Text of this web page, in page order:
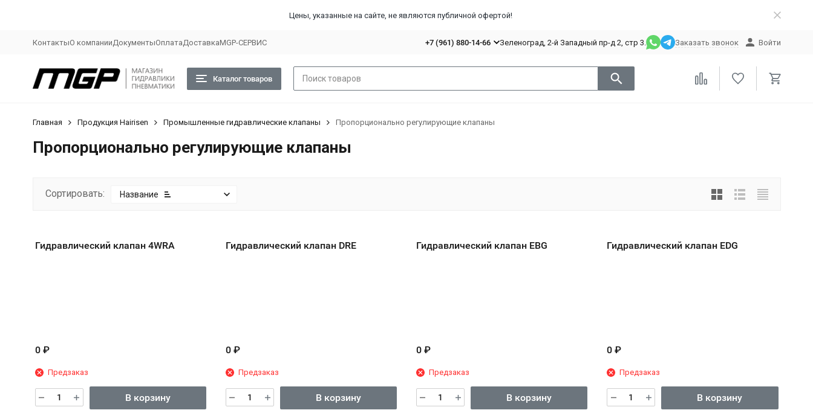
Цены, указанные на сайте, не являются публичной офертой!
КонтактыО компании ДокументыОплата ДоставкаMGP-СЕРВИС +7 (961) 880-14-66 Зеленоград, 2-й Западный пр-д 2, стр 3. Заказать звонок Войти
Каталог товаров
Главная Продукция Hairisen Промышленные гидравлические клапаны Пропорционально регулирующие клапаны
Пропорционально регулирующие клапаны
Сортировать: Название
Гидравлический клапан 4WRA
0 ₽
Предзаказ
В корзину
Гидравлический клапан DRE
0 ₽
Предзаказ
В корзину
Гидравлический клапан EBG
0 ₽
Предзаказ
В корзину
Гидравлический клапан EDG
0 ₽
Предзаказ
В корзину